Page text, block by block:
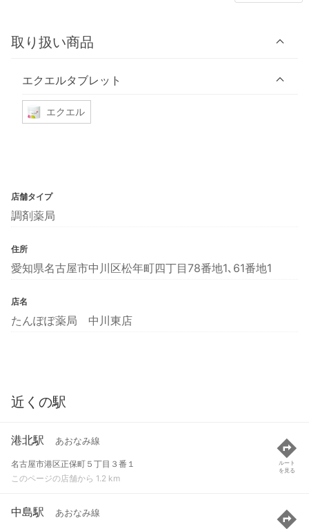
取り扱い商品
エクエルタブレット
エクエル
店舗タイプ
調剤薬局
住所
愛知県名古屋市中川区松年町四丁目78番地1､61番地1
店名
たんぽぽ薬局 中川東店
近くの駅
港北駅 あおなみ線
名古屋市港区正保町５丁目３番１
このページの店舗から 1.2 km
ルート
を見る
中島駅 あおなみ線